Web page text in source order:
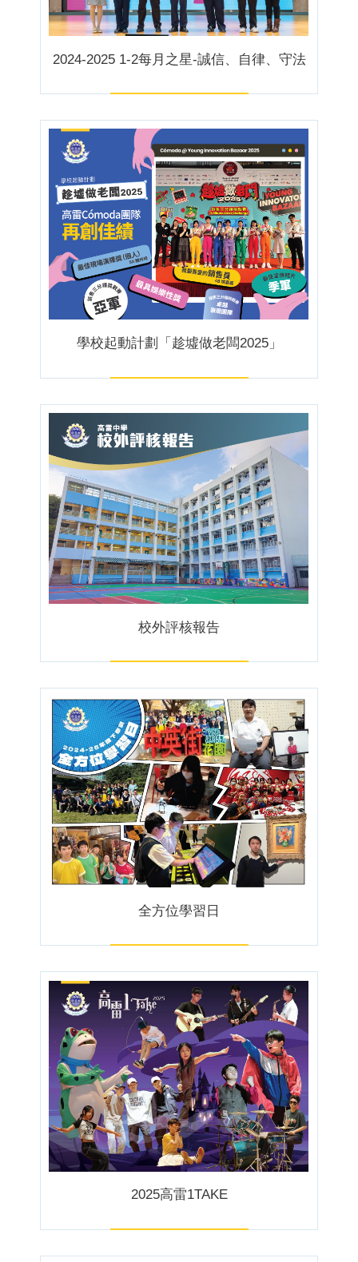
2024-2025 1-2每月之星-誠信、自律、守法
學校起動計劃「趁墟做老闆2025」
校外評核報告
全方位學習日
2025高雷1TAKE